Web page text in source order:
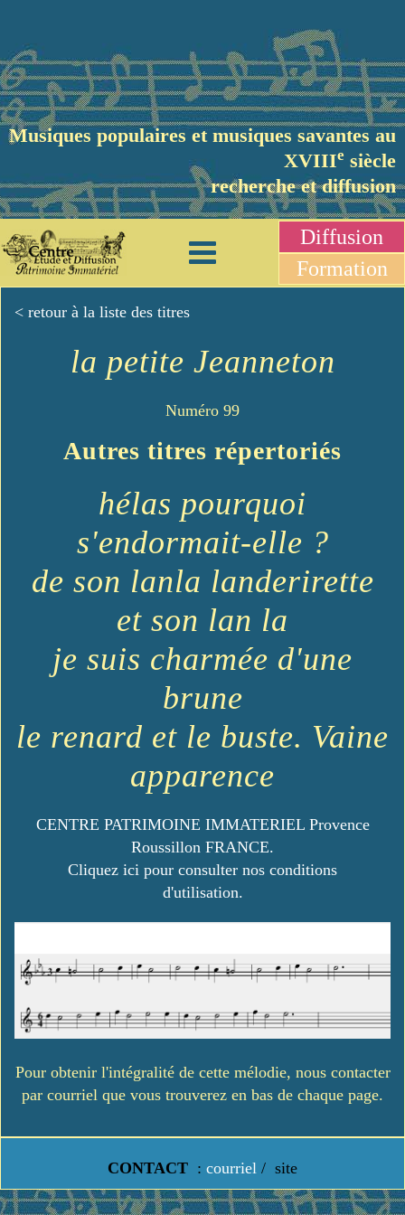
Musiques populaires et musiques savantes au
XVIIIe siècle
recherche et diffusion
Diffusion
Formation
< retour à la liste des titres
la petite Jeanneton
Numéro 99
Autres titres répertoriés
hélas pourquoi
s'endormait-elle ?
de son lanla landerirette
et son lan la
je suis charmée d'une
brune
le renard et le buste. Vaine
apparence
CENTRE PATRIMOINE IMMATERIEL Provence
Roussillon FRANCE.
Cliquez ici pour consulter nos conditions
d'utilisation.
Pour obtenir l'intégralité de cette mélodie, nous contacter
par courriel que vous trouverez en bas de chaque page.
CONTACT : courriel / site
https://www.lavielledanstoussesetats.fr